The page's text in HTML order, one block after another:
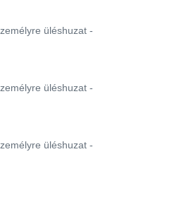
üléshuzat -
üléshuzat -
üléshuzat -